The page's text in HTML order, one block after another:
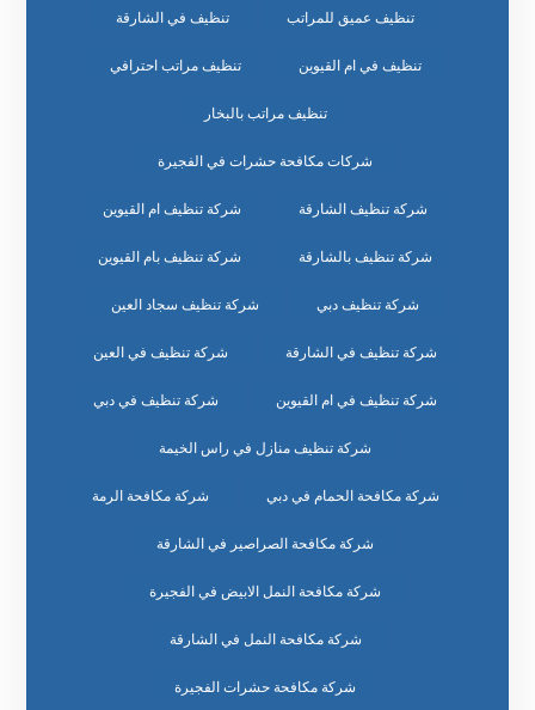
تنظيف عميق للمراتب تنظيف في الشارقة
تنظيف في ام القيوين تنظيف مراتب احترافي
تنظيف مراتب بالبخار
شركات مكافحة حشرات في الفجيرة
شركة تنظيف الشارقة شركة تنظيف ام القيوين
شركة تنظيف بالشارقة شركة تنظيف بام القيوين
شركة تنظيف دبي شركة تنظيف سجاد العين
شركة تنظيف في الشارقة شركة تنظيف في العين
شركة تنظيف في ام القيوين شركة تنظيف في دبي
شركة تنظيف منازل في راس الخيمة
شركة مكافحة الحمام في دبي شركة مكافحة الرمة
شركة مكافحة الصراصير في الشارقة
شركة مكافحة النمل الابيض في الفجيرة
شركة مكافحة النمل في الشارقة
شركة مكافحة حشرات الفجيرة